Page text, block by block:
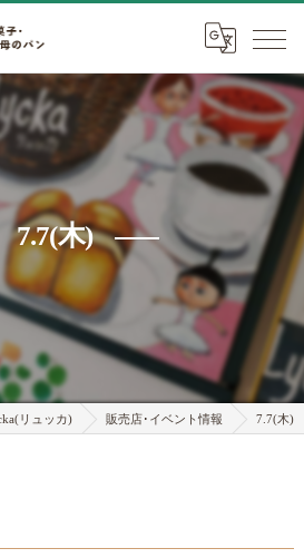
7.7(木)
リュッカ) 販売店･イベント情報 7.7(木)